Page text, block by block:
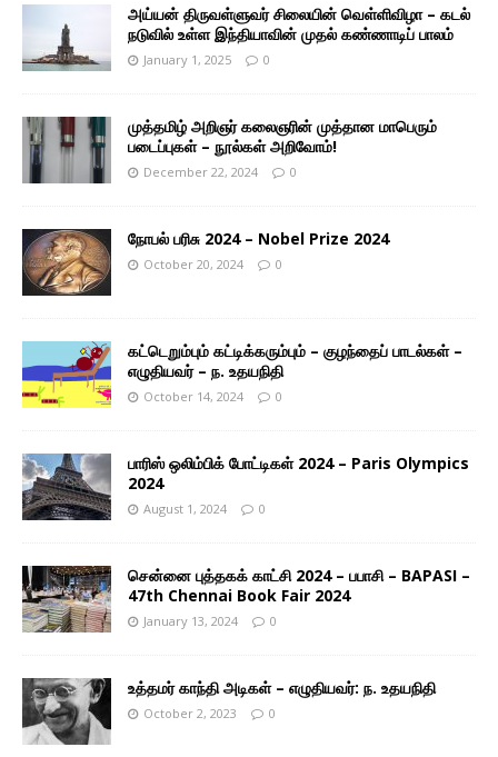
அய்யன் திருவள்ளுவர் சிலையின் வெள்ளிவிழா – கடல்
நடுவில் உள்ள இந்தியாவின் முதல் கண்ணாடிப் பாலம்
January 1, 2025 0
முத்தமிழ் அறிஞர் கலைஞரின் முத்தான மாபெரும்
படைப்புகள் – நூல்கள் அறிவோம்!
December 22, 2024 0
நோபல் பரிசு 2024 – Nobel Prize 2024
October 20, 2024 0
கட்டெறும்பும் கட்டிக்கரும்பும் – குழந்தைப் பாடல்கள் –
எழுதியவர் – ந. உதயநிதி
October 14, 2024 0
பாரிஸ் ஒலிம்பிக் போட்டிகள் 2024 – Paris Olympics
2024
August 1, 2024 0
சென்னை புத்தகக் காட்சி 2024 – பபாசி – BAPASI –
47th Chennai Book Fair 2024
January 13, 2024 0
உத்தமர் காந்தி அடிகள் – எழுதியவர்: ந. உதயநிதி
October 2, 2023 0